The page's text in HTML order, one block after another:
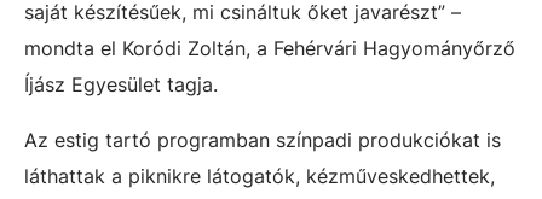
saját készítésűek, mi csináltuk őket javarészt” –
mondta el Koródi Zoltán, a Fehérvári Hagyományőrző
Íjász Egyesület tagja.
Az estig tartó programban színpadi produkciókat is
láthattak a piknikre látogatók, kézműveskedhettek,